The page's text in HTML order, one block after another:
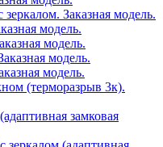
Заказная модель.
модель.
модель.
модель.
модель.
(терморазрыв 3к).
замковая